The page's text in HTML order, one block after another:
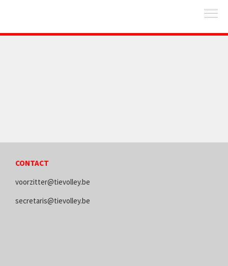
CONTACT
voorzitter@tievolley.be
secretaris@tievolley.be